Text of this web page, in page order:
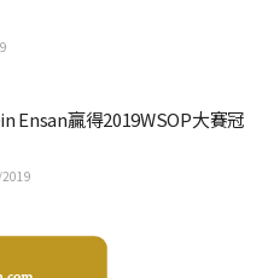
Ensan贏得2019WSOP大賽冠